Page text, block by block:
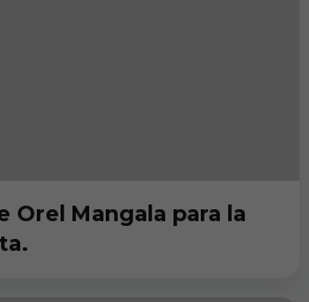
Orel Mangala para la